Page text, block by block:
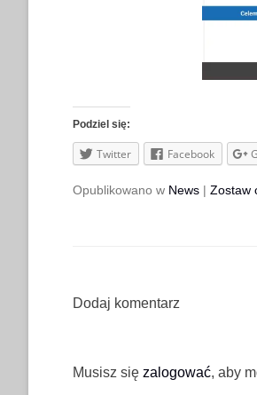
Podziel się:
Twitter Facebook
Opublikowano w News | Zostaw
Dodaj komentarz
Musisz się zalogować, aby